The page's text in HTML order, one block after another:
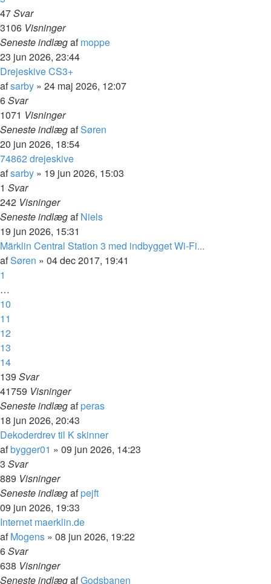
47Svar
3106 Visninger
Seneste indlægafmoppe
23 jun 2026, 23:44
Drejeskive CS3+
afsarby » 24 maj 2026, 12:07
6Svar
1071 Visninger
Seneste indlægafSøren
20 jun 2026, 18:54
74862 drejeskive
afsarby » 19 jun 2026, 15:03
1 Svar
242 Visninger
Seneste indlægafNiels
19 jun 2026, 15:31
Märklin Central Station 3 med indbygget Wi-Fi...
afSøren » 04 dec 2017, 19:41
1
…
10
11
12
13
14
139 Svar
41759 Visninger
Seneste indlægafperas
18 jun 2026, 20:43
Dekoderdrev til K skinner
afbygger01 » 09 jun 2026, 14:23
3 Svar
889 Visninger
Seneste indlægafpejft
09 jun 2026, 19:33
Internet maerklin.de
afMogens » 08 jun 2026, 19:22
6Svar
638 Visninger
Seneste indlægafGodsbanen